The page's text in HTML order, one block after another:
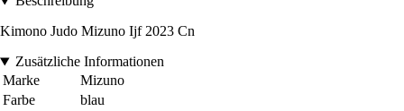
Kimono Judo Mizuno Ijf 2023 Cn
Zusätzliche Informationen
Marke
Mizuno
Farbe
blau